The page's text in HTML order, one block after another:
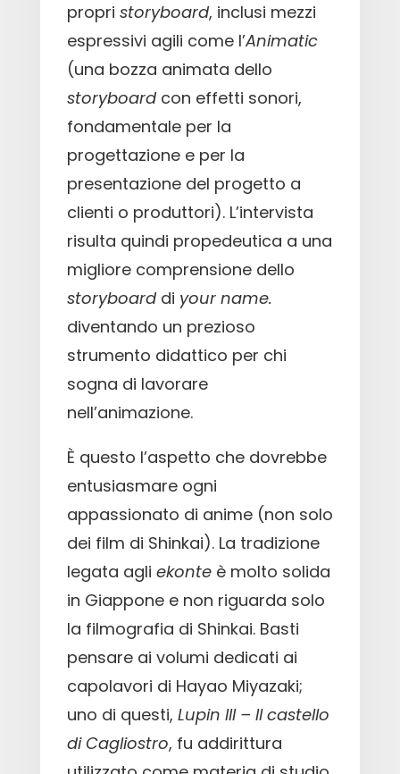
propri storyboard, inclusi mezzi
espressivi agili come l’Animatic
(una bozza animata dello
storyboardcon effetti sonori,
fondamentale per la
progettazione e per la
presentazione del progetto a
clienti o produttori). L’intervista
risulta quindi propedeutica a una
migliore comprensione dello
storyboarddi your name.
diventando un prezioso
strumento didattico per chi
sogna di lavorare
nell’animazione.
È questo l’aspetto che dovrebbe
entusiasmare ogni
appassionato di anime (non solo
dei film di Shinkai). La tradizione
legata agli ekonteè molto solida
in Giappone e non riguarda solo
la filmografia di Shinkai. Basti
pensare ai volumi dedicati ai
capolavori di Hayao Miyazaki;
uno di questi, Lupin III – Il castello
di Cagliostro, fu addirittura